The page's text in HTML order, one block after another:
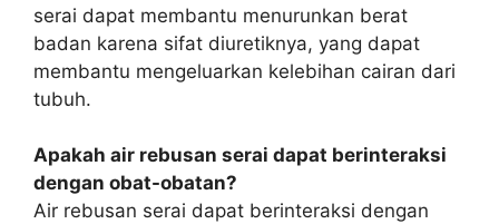
serai dapat membantu menurunkan berat
badan karena sifat diuretiknya, yang dapat
membantu mengeluarkan kelebihan cairan dari
tubuh.
Apakah air rebusan serai dapat berinteraksi
dengan obat-obatan?
Air rebusan serai dapat berinteraksi dengan